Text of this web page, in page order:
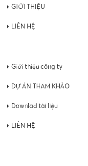
GIỚI THIỆU
LIÊN HỆ
Giới thiệu công ty
DỰ ÁN THAM KHẢO
Downlad tài liệu
LIÊN HỆ